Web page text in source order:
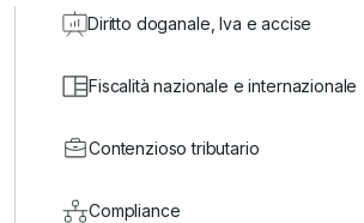
Diritto doganale, Iva e accise
Fiscalità nazionale e internazionale
Contenzioso tributario
Compliance